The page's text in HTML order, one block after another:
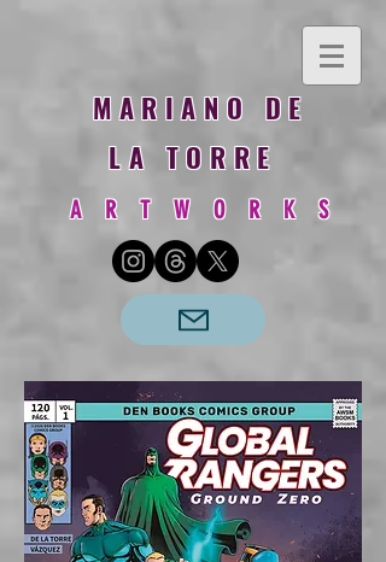
MARIANO DE
LA TORRE
A R T W O R K S